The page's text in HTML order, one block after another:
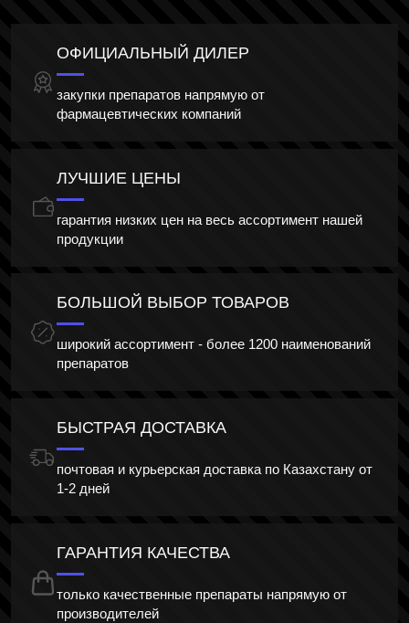
ОФИЦИАЛЬНЫЙ ДИЛЕР
закупки препаратов напрямую от
фармацевтических компаний
ЛУЧШИЕ ЦЕНЫ
гарантия низких цен на весь ассортимент нашей
продукции
БОЛЬШОЙ ВЫБОР ТОВАРОВ
широкий ассортимент - более 1200 наименований
препаратов
БЫСТРАЯ ДОСТАВКА
почтовая и курьерская доставка по Казахстану от
1-2 дней
ГАРАНТИЯ КАЧЕСТВА
только качественные препараты напрямую от
производителей